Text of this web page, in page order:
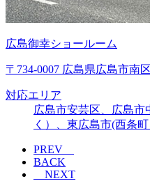
広島御幸ショールーム
〒734-0007 広島県広島市南
対応エリア
広島市安芸区、広島
く）、東広島市(西条
PREV
BACK
NEXT